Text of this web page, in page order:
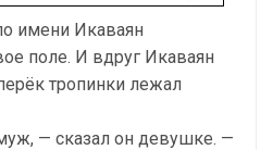
имени Икаваян
поле. И вдруг Икаваян
тропинки лежал
— сказал он девушке. —